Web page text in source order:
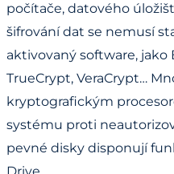
počítače, datového
šifrování dat se nemusí
aktivovaný software, jako
TrueCrypt, VeraCrypt…
kryptografickým
systému proti
pevné disky disponují